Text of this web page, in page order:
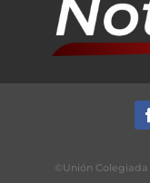
©Unión